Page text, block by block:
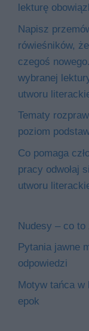
lekturę
Napisz
rówieśników,
czegoś
wybranej
utworu
Tematy
poziom
Co pomaga
pracy odwołaj
utworu
Nudesy – co to
Pytania jawne
odpowiedzi
Motyw tańca
epok